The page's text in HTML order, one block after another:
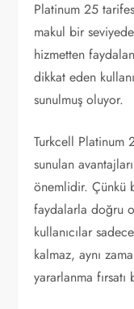
Platinum 25
makul bir
hizmetten
dikkat eden
sunulmuş oluyor.
Turkcell Platinum
sunulan
önemlidir. Çünkü
faydalarla doğru
kullanıcılar
kalmaz, aynı
yararlanma fırsatı